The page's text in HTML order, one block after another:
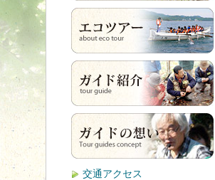
交通アクセス